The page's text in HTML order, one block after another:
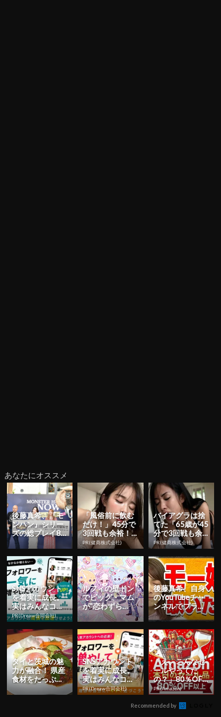
あなたにオススメ
後藤真希、『モ
ンハン』シリー
ズの総プレイ80
00時間超え！新
作リリース記念
イベン...
「風俗前に飲む
だけ！」45分で
3回戦も余裕！9
80円で朝まで絶
好調
PR(健商株式会社)
バイアグラは捨
てた「65歳が45
分で3回戦も余
裕」980円で朝
まで絶好調！
PR(健商株式会社)
SNSアカウント
を着実に成長。
実はみんなココ
使ってます。
PR(Dreaw合同会社)
ルフィの壁ドン
でビッグ・マム
が“恋わずら
い”？！槙ようこ
描き下ろしの
『ONE P...
後藤真希、自身
のYouTubeチャ
ンネルでプライ
ベート時間を語
る！
タイと茨城の魅
力が融合！ 県産
食材をたっぷり
使った「いばら
きガパオ」で夏
SNSアカウント
を着実に成長。
実はみんなココ
使ってます。
PR(Dreaw合同会社)
「え、こんなセ
ールやってた
の？」80％OFF
以上が続々登
場！Amazonの本
気が...
PR(Amazon)
Recommended by